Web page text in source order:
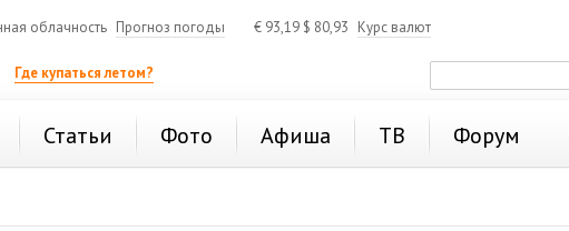
облачность Прогноз погоды € 93,19 $ 80,93 Курс валют
Где купаться летом?
Статьи Фото Афиша ТВ Форум